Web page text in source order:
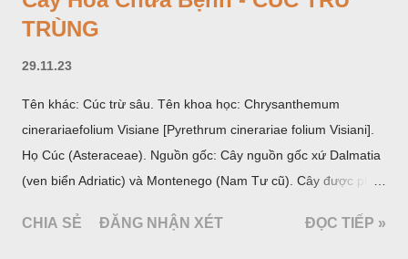
TRÙNG
29.11.23
Tên khác: Cúc trừ sâu. Tên khoa học: Chrysanthemum
cinerariaefolium Visiane [Pyrethrum cinerariae folium Visiani].
Họ Cúc (Asteraceae). Nguồn gốc: Cây nguồn gốc xứ Dalmatia
(ven biển Adriatic) và Montenego (Nam Tư cũ). Cây được phân
trồng để khai thác: Pháp, Nga, Đức, Nam Tư (cũ), sau lan
CHIA SẺ ĐĂNG NHẬN XÉT ĐỌC TIẾP »